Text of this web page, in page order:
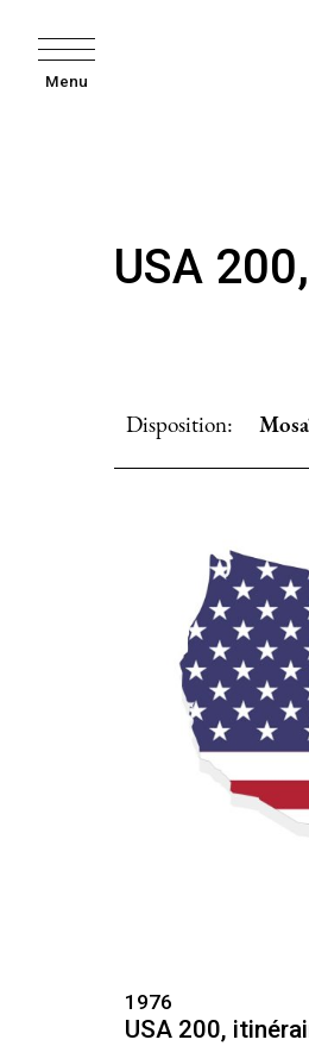
Menu
USA
Disposition:
1976
USA 200,